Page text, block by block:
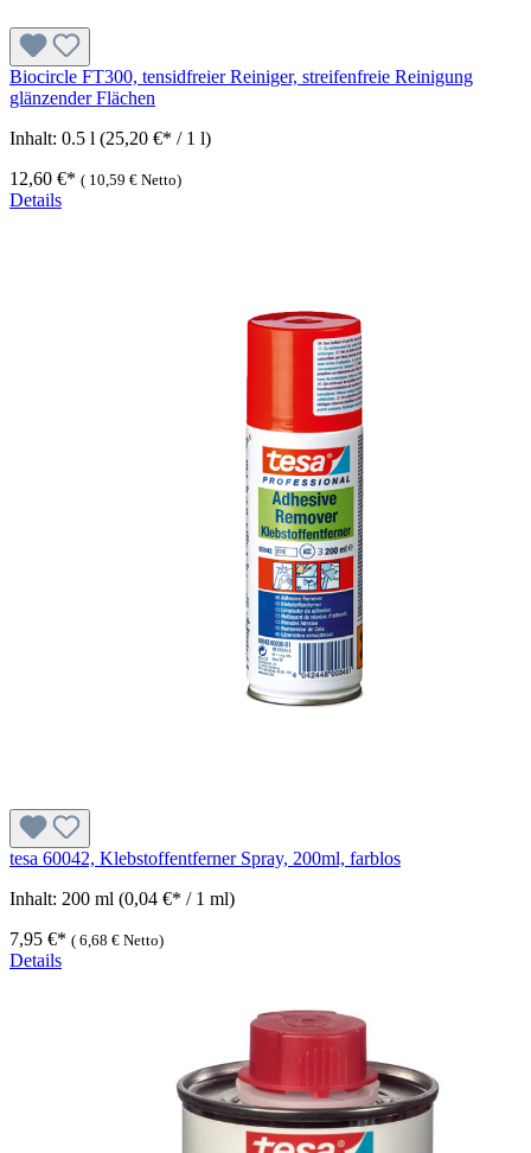
Biocircle FT300, tensidfreier Reiniger, streifenfreie Reinigung
glänzender Flächen
Inhalt: 0.5 l (25,20 €* / 1 l)
12,60 €* ( 10,59 € Netto)
Details
tesa 60042, Klebstoffentferner Spray, 200ml, farblos
Inhalt: 200 ml (0,04 €* / 1 ml)
7,95 €* ( 6,68 € Netto)
Details